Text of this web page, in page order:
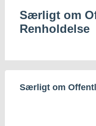
Særligt om
Renholdelse
Særligt om